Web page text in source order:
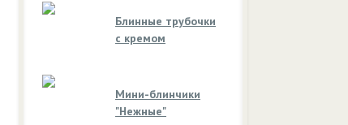
Блинные трубочки
с кремом
Мини-блинчики
"Нежные"